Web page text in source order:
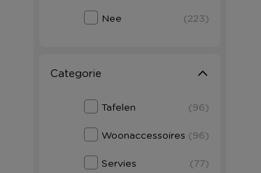
Nee (223)
Categorie
Tafelen (96)
Woonaccessoires (96)
Servies (77)